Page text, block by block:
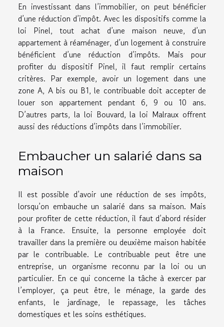
En investissant dans l’immobilier, on peut bénéficier
d’une réduction d’impôt. Avec les dispositifs comme la
loi Pinel, tout achat d’une maison neuve, d’un
appartement à réaménager, d’un logement à construire
bénéficient d’une réduction d’impôts. Mais pour
profiter du dispositif Pinel, il faut remplir certains
critères. Par exemple, avoir un logement dans une
zone A, A bis ou B1, le contribuable doit accepter de
louer son appartement pendant 6, 9 ou 10 ans.
D’autres parts, la loi Bouvard, la loi Malraux offrent
aussi des réductions d’impôts dans l’immobilier.
Embaucher un salarié dans sa
maison
Il est possible d’avoir une réduction de ses impôts,
lorsqu’on embauche un salarié dans sa maison. Mais
pour profiter de cette réduction, il faut d’abord résider
à la France. Ensuite, la personne employée doit
travailler dans la première ou deuxième maison habitée
par le contribuable. Le contribuable peut être une
entreprise, un organisme reconnu par la loi ou un
particulier. En ce qui concerne la tâche à exercer par
l’employer, ça peut être, le ménage, la garde des
enfants, le jardinage, le repassage, les tâches
domestiques et les soins esthétiques.